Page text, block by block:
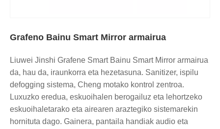
Grafeno Bainu Smart Mirror armairua
Liuwei Jinshi Grafene Smart Bainu Smart Mirror armairua
da, hau da, iraunkorra eta hezetasuna. Sanitizer, ispilu
defogging sistema, Cheng motako kontrol zentroa.
Luxuzko eredua, eskuoihalen berogailuz eta lehortzeko
eskuoihaletarako eta airearen araztegiko sistemarekin
hornituta dago. Gainera, pantaila handiak audio eta